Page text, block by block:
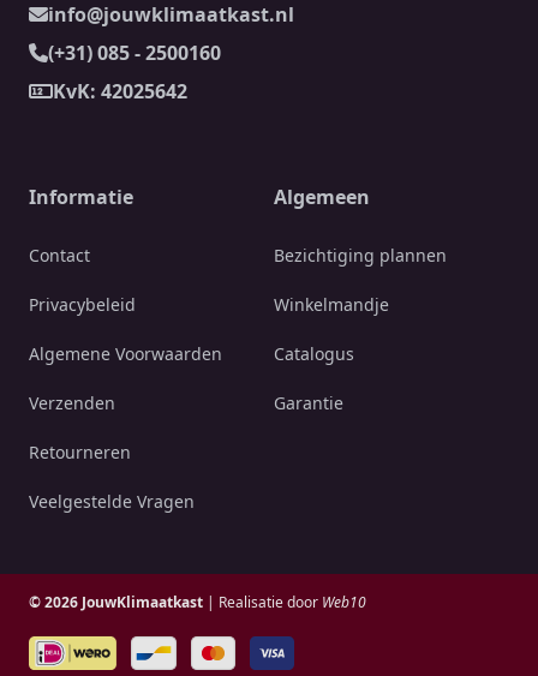
info@jouwklimaatkast.nl
(+31) 085 - 2500160
KvK: 42025642
Informatie
Contact
Privacybeleid
Algemene Voorwaarden
Verzenden
Retourneren
Veelgestelde Vragen
Algemeen
Bezichtiging plannen
Winkelmandje
Catalogus
Garantie
© 2026 JouwKlimaatkast | Realisatie door Web10